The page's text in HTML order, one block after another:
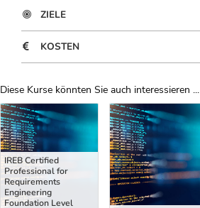
ZIELE
KOSTEN
Diese Kurse könnten Sie auch interessieren ...
Uber Weiterbildungsvorschläge
IREB Certified
Professional for
Requirements
Engineering
Foundation Level